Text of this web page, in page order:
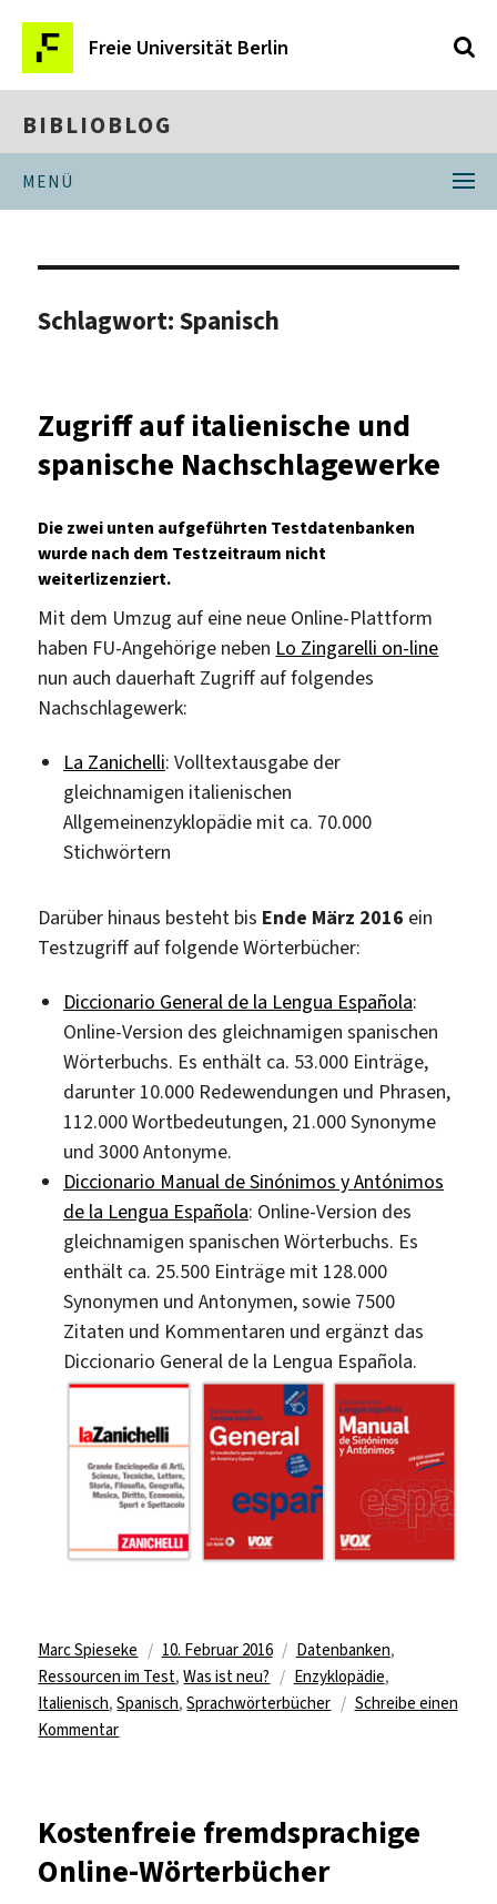
Freie Universität Berlin
BIBLIOBLOG
MENÜ
Schlagwort:Spanisch
Zugriff auf italienische und
spanische Nachschlagewerke
Die zwei unten aufgeführten Testdatenbanken
wurde nach dem Testzeitraum nicht
weiterlizenziert.
Mit dem Umzug auf eine neue Online-Plattform
haben FU-Angehörige neben Lo Zingarelli on-line
nun auch dauerhaft Zugriff auf folgendes
Nachschlagewerk:
La Zanichelli: Volltextausgabe der
gleichnamigen italienischen
Allgemeinenzyklopädie mit ca. 70.000
Stichwörtern
Darüber hinaus besteht bis Ende März 2016 ein
Testzugriff auf folgende Wörterbücher:
Diccionario General de la Lengua Española:
Online-Version des gleichnamigen spanischen
Wörterbuchs. Es enthält ca. 53.000 Einträge,
darunter 10.000 Redewendungen und Phrasen,
112.000 Wortbedeutungen, 21.000 Synonyme
und 3000 Antonyme.
Diccionario Manual de Sinónimos y Antónimos
de la Lengua Española: Online-Version des
gleichnamigen spanischen Wörterbuchs. Es
enthält ca. 25.500 Einträge mit 128.000
Synonymen und Antonymen, sowie 7500
Zitaten und Kommentaren und ergänzt das
Diccionario General de la Lengua Española.
Autor
Marc Spieseke
Veröffentlicht
am
10. Februar 2016 Kategorien
Datenbanken,
Ressourcen im Test,Was ist neu? Schlagwörter
Enzyklopädie,
Italienisch,Spanisch,Sprachwörterbücher
Schreibe einen
Kommentarzu
und
spanische
Nachschlagewerke
Kostenfreie fremdsprachige
Online-Wörterbücher